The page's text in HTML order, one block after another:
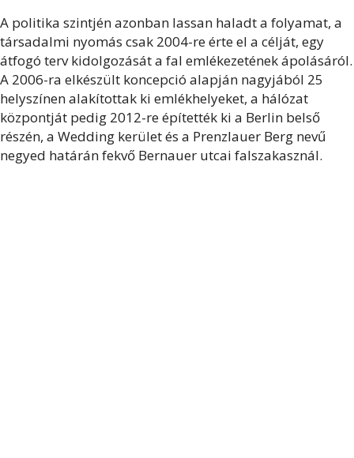
A politika szintjén azonban lassan haladt a folyamat, a
társadalmi nyomás csak 2004-re érte el a célját, egy
átfogó terv kidolgozását a fal emlékezetének ápolásáról.
A 2006-ra elkészült koncepció alapján nagyjából 25
helyszínen alakítottak ki emlékhelyeket, a hálózat
központját pedig 2012-re építették ki a Berlin belső
részén, a Wedding kerület és a Prenzlauer Berg nevű
negyed határán fekvő Bernauer utcai falszakasznál.